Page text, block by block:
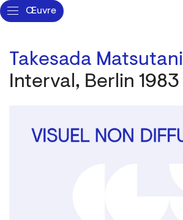
Œuvre
Takesada Matsutani
Interval, Berlin 1983